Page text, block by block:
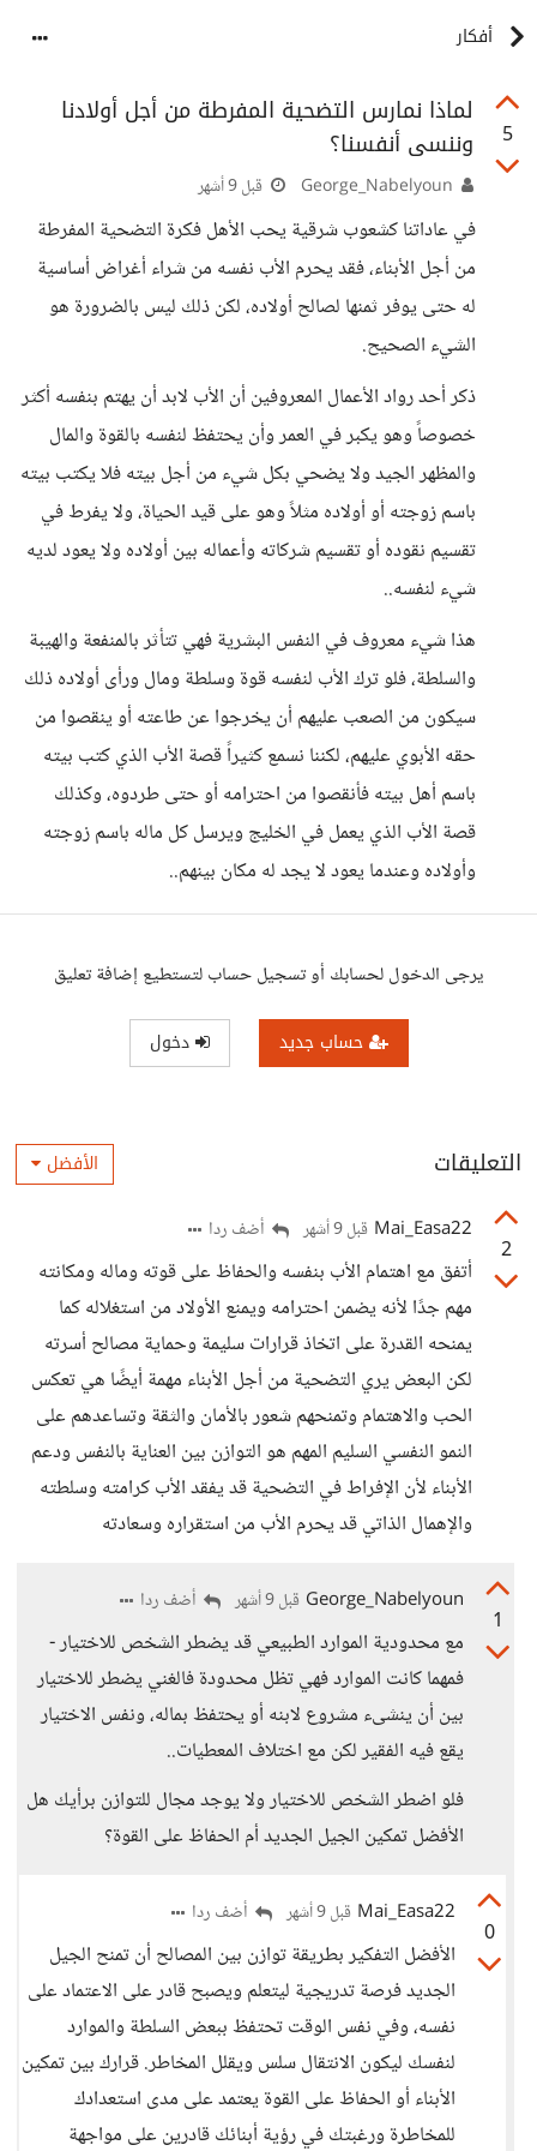
أفكار
5
لماذا نمارس التضحية المفرطة من أجل أولادنا
وننسى أنفسنا؟
قبل 9 أشهر
في عاداتنا كشعوب شرقية يحب الأهل فكرة التضحية المفرطة
من أجل الأبناء، فقد يحرم الأب نفسه من شراء أغراض أساسية
له حتى يوفر ثمنها لصالح أولاده، لكن ذلك ليس بالضرورة هو
الشيء الصحيح.
ذكر أحد رواد الأعمال المعروفين أن الأب لابد أن يهتم بنفسه أكثر
خصوصاً وهو يكبر في العمر وأن يحتفظ لنفسه بالقوة والمال
والمظهر الجيد ولا يضحي بكل شيء من أجل بيته فلا يكتب بيته
باسم زوجته أو أولاده مثلاً وهو على قيد الحياة، ولا يفرط في
تقسيم نقوده أو تقسيم شركاته وأعماله بين أولاده ولا يعود لديه
شيء لنفسه..
هذا شيء معروف في النفس البشرية فهي تتأثر بالمنفعة والهيبة
والسلطة، فلو ترك الأب لنفسه قوة وسلطة ومال ورأى أولاده ذلك
سيكون من الصعب عليهم أن يخرجوا عن طاعته أو ينقصوا من
حقه الأبوي عليهم، لكننا نسمع كثيراً قصة الأب الذي كتب بيته
باسم أهل بيته فأنقصوا من احترامه أو حتى طردوه، وكذلك
قصة الأب الذي يعمل في الخليج ويرسل كل ماله باسم زوجته
وأولاده وعندما يعود لا يجد له مكان بينهم..
يرجى الدخول لحسابك أو تسجيل حساب لتستطيع إضافة تعليق
حساب جديد دخول
التعليقات الأفضل
2
Mai_Easa22 قبل 9 أشهر أضف ردا
أتفق مع اهتمام الأب بنفسه والحفاظ على قوته وماله ومكانته
مهم جدًا لأنه يضمن احترامه ويمنع الأولاد من استغلاله كما
يمنحه القدرة على اتخاذ قرارات سليمة وحماية مصالح أسرته
لكن البعض يري التضحية من أجل الأبناء مهمة أيضًا هي تعكس
الحب والاهتمام وتمنحهم شعور بالأمان والثقة وتساعدهم على
النمو النفسي السليم المهم هو التوازن بين العناية بالنفس ودعم
الأبناء لأن الإفراط في التضحية قد يفقد الأب كرامته وسلطته
والإهمال الذاتي قد يحرم الأب من استقراره وسعادته
1
George_Nabelyoun قبل 9 أشهر أضف ردا
مع محدودية الموارد الطبيعي قد يضطر الشخص للاختيار -
فمهما كانت الموارد فهي تظل محدودة فالغني يضطر للاختيار
بين أن ينشىء مشروع لابنه أو يحتفظ بماله، ونفس الاختيار
يقع فيه الفقير لكن مع اختلاف المعطيات..
فلو اضطر الشخص للاختيار ولا يوجد مجال للتوازن برأيك هل
الأفضل تمكين الجيل الجديد أم الحفاظ على القوة؟
0
Mai_Easa22 قبل 9 أشهر أضف ردا
الأفضل التفكير بطريقة توازن بين المصالح أن تمنح الجيل
الجديد فرصة تدريجية ليتعلم ويصبح قادر على الاعتماد على
نفسه، وفي نفس الوقت تحتفظ ببعض السلطة والموارد
لنفسك ليكون الانتقال سلس ويقلل المخاطر. قرارك بين تمكين
الأبناء أو الحفاظ على القوة يعتمد على مدى استعدادك
للمخاطرة ورغبتك في رؤية أبنائك قادرين على مواجهة